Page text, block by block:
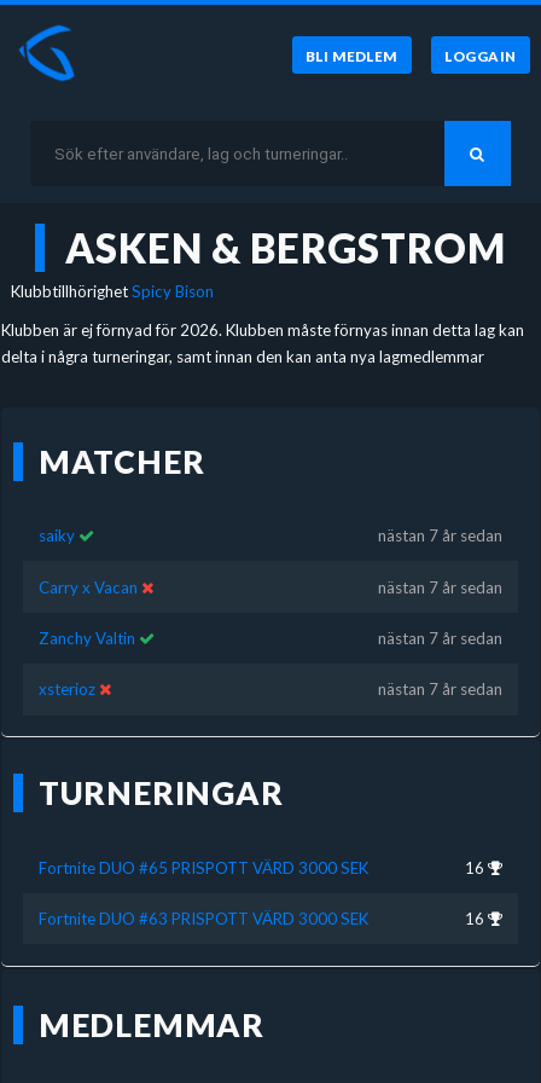
BLI MEDLEM LOGGA IN
ASKEN & BERGSTROM
KlubbtillhörighetSpicy Bison
Klubben är ej förnyad för 2026. Klubben måste förnyas innan detta lag kan
delta i några turneringar, samt innan den kan anta nya lagmedlemmar
MATCHER
saiky nästan 7 år sedan
Carry x Vacan nästan 7 år sedan
Zanchy Valtin nästan 7 år sedan
xsterioz nästan 7 år sedan
TURNERINGAR
Fortnite DUO #65 PRISPOTT VÄRD 3000 SEK 16
Fortnite DUO #63 PRISPOTT VÄRD 3000 SEK 16
MEDLEMMAR